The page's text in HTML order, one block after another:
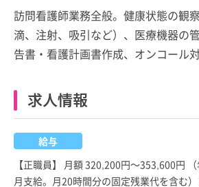
訪問看護師業務全般。健康状態の観
滴、注射、吸引など）、医療機器の
告書・看護計画書作成、オンコール対
求人情報
給与
【正職員】 月額 320,200円～353,600円
月支給。月20時間分の固定残業代を含む